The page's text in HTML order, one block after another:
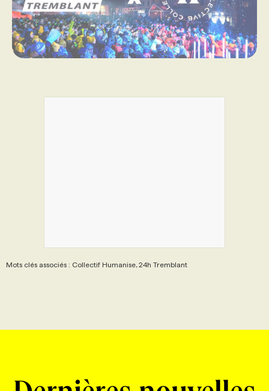
Mots clés associés : Collectif Humanise, 24h Tremblant